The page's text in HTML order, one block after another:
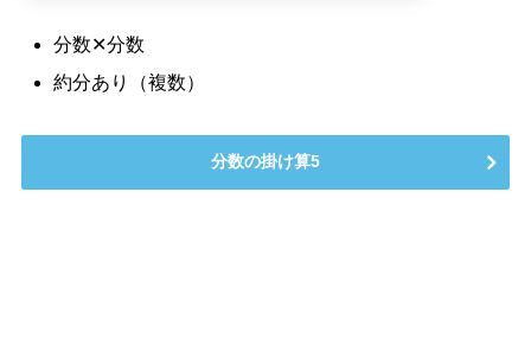
分数✕分数
約分あり（複数）
分数の掛け算5